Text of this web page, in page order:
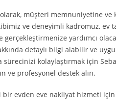
olarak, müşteri memnuniyetine
ve deneyimli kadromuz, ev
yardımcı
detaylı bilgi alabilir ve
kolaylaştırmak için
ve profesyonel destek alın.
bir evden eve nakliyat hizmeti için